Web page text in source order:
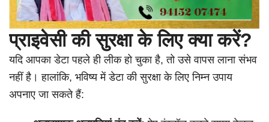
प्राइवेसी की सुरक्षा के लिए क्या करें?
यदि आपका डेटा पहले ही लीक हो चुका है, तो उसे वापस लाना संभव
नहीं है। हालांकि, भविष्य में डेटा की सुरक्षा के लिए निम्न उपाय
अपनाए जा सकते हैं: